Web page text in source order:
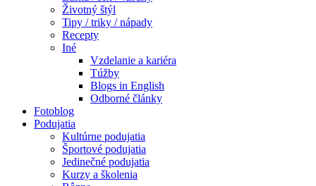
Životný štýl
Tipy / triky / nápady
Recepty
Iné
Vzdelanie a kariéra
Túžby
Blogs in English
Odborné články
Fotoblog
Podujatia
Kultúrne podujatia
Športové podujatia
Jedinečné podujatia
Kurzy a školenia